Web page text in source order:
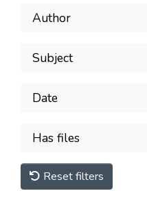
Author
Subject
Date
Has files
Reset filters